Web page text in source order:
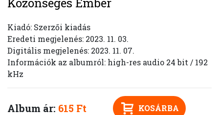
Kiadó: Szerzői kiadás
Eredeti megjelenés: 2023. 11. 03.
Digitális megjelenés: 2023. 11. 07.
Információk az albumról: high-res audio 24 bit / 192
kHz
Album ár: 615 Ft KOSÁRBA